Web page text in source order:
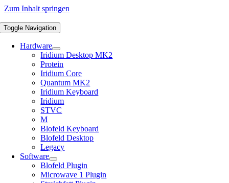
Zum Inhalt springen
Toggle Navigation
Hardware
Iridium Desktop MK2
Protein
Iridium Core
Quantum MK2
Iridium Keyboard
Iridium
STVC
M
Blofeld Keyboard
Blofeld Desktop
Legacy
Software
Blofeld Plugin
Microwave 1 Plugin